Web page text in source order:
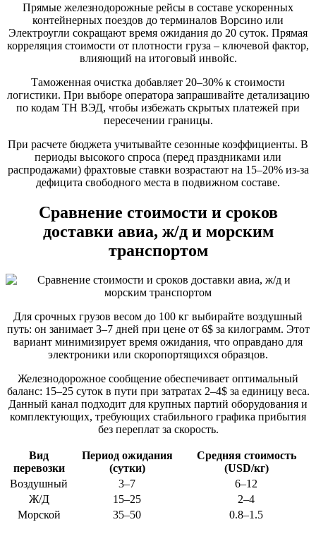
Прямые железнодорожные рейсы в составе ускоренных
контейнерных поездов до терминалов Ворсино или
Электроугли сокращают время ожидания до 20 суток. Прямая
корреляция стоимости от плотности груза – ключевой фактор,
влияющий на итоговый инвойс.
Таможенная очистка добавляет 20–30% к стоимости
логистики. При выборе оператора запрашивайте детализацию
по кодам ТН ВЭД, чтобы избежать скрытых платежей при
пересечении границы.
При расчете бюджета учитывайте сезонные коэффициенты. В
периоды высокого спроса (перед праздниками или
распродажами) фрахтовые ставки возрастают на 15–20% из-за
дефицита свободного места в подвижном составе.
Сравнение стоимости и сроков
доставки авиа, ж/д и морским
транспортом
Для срочных грузов весом до 100 кг выбирайте воздушный
путь: он занимает 3–7 дней при цене от 6$ за килограмм. Этот
вариант минимизирует время ожидания, что оправдано для
электроники или скоропортящихся образцов.
Железнодорожное сообщение обеспечивает оптимальный
баланс: 15–25 суток в пути при затратах 2–4$ за единицу веса.
Данный канал подходит для крупных партий оборудования и
комплектующих, требующих стабильного графика прибытия
без переплат за скорость.
Вид
перевозки
Период ожидания
(сутки)
Средняя стоимость
(USD/кг)
Воздушный
3–7
6–12
Ж/Д
15–25
2–4
Морской
35–50 0.8–1.5